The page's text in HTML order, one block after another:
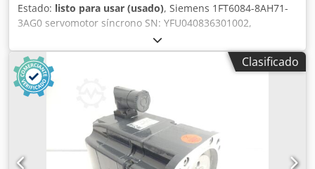
Estado: listo para usar (usado), Siemens 1FT6084-8AH71-
3AG0 servomotor síncrono SN: YFU040836301002,
profesionalmente completamente revisado y probado con
12 meses de garantía, 100% funcional, volumen de
suministro según las fotos, Los descuentos de venta
acordados no se aplican a este artículo. ¡Por favor,
pregunte por el precio por separado! Codpfx Anevl Uz
Clasificado